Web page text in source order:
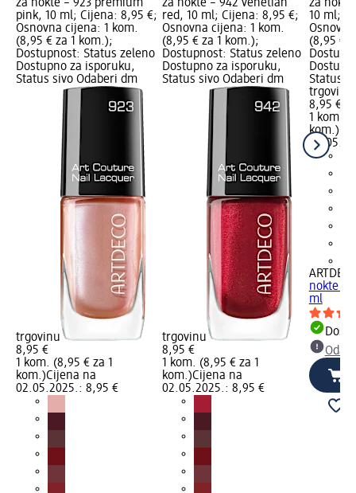
za nokte – 923 premium
pink, 10 ml; Cijena: 8,95 €;
Osnovna cijena: 1 kom.
(8,95 € za 1 kom.);
Dostupnost: Status zeleno
Dostupno za isporuku,
Status sivo Odaberi dm
trgovinu
8,95 €
1 kom. (8,95 € za 1
kom.)Cijena na
02.05.2025.: 8,95 €
za nokte – 942 venetian
red, 10 ml; Cijena: 8,95 €;
Osnovna cijena: 1 kom.
(8,95 € za 1 kom.);
Dostupnost: Status zeleno
Dostupno za isporuku,
Status sivo Odaberi dm
trgovinu
8,95 €
1 kom. (8,95 € za 1
kom.)Cijena na
02.05.2025.: 8,95 €
za nokte
10 ml;
(8,95 €
Status
trgovinu
8,95 €
1 kom.
kom.)
nokte –
ml